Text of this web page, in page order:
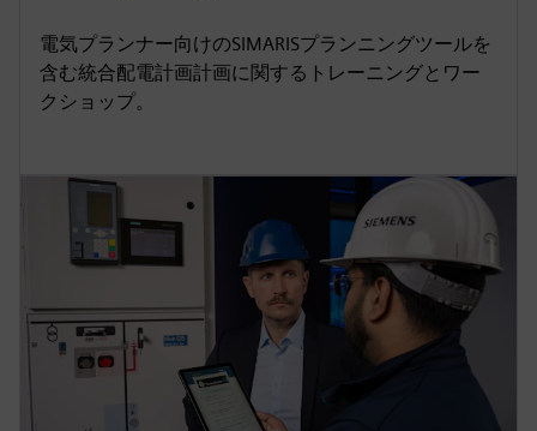
電気プランナー向けのSIMARISプランニングツールを
含む統合配電計画計画に関するトレーニングとワー
クショップ。